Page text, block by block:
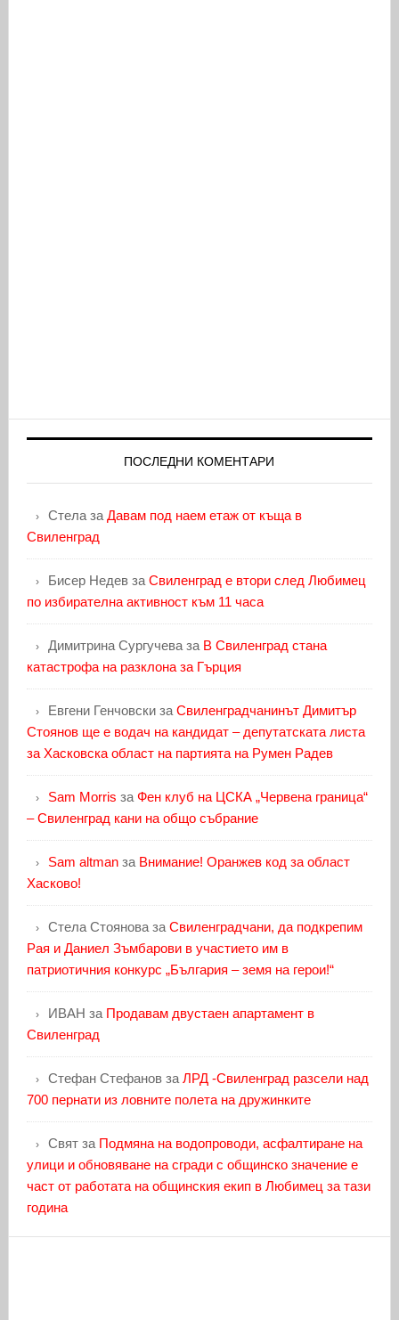
ПОСЛЕДНИ КОМЕНТАРИ
Стелаза Давам под наем етаж от къща в
Свиленград
Бисер Недевза Свиленград е втори след Любимец
по избирателна активност към 11 часа
Димитрина Сургучеваза В Свиленград стана
катастрофа на разклона за Гърция
Евгени Генчовскиза Свиленградчанинът Димитър
Стоянов ще е водач на кандидат – депутатската листа
за Хасковска област на партията на Румен Радев
Sam Morris за Фен клуб на ЦСКА „Червена граница“
– Свиленград кани на общо събрание
Sam altmanза Внимание! Оранжев код за област
Хасково!
Стела Стояноваза Свиленградчани, да подкрепим
Рая и Даниел Зъмбарови в участието им в
патриотичния конкурс „България – земя на герои!“
ИВАН за Продавам двустаен апартамент в
Свиленград
Стефан Стефановза ЛРД -Свиленград разсели над
700 пернати из ловните полета на дружинките
Святза Подмяна на водопроводи, асфалтиране на
улици и обновяване на сгради с общинско значение е
част от работата на общинския екип в Любимец за тази
година